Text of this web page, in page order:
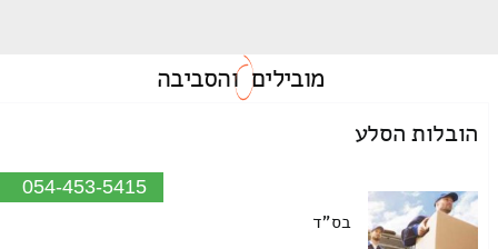
מוביליםוהסביבה
הובלות הסלע
054-453-5415
בס"ד